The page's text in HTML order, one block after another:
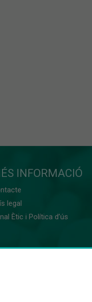
INFORMACIÓ
legal
Ètic i Política d’ús